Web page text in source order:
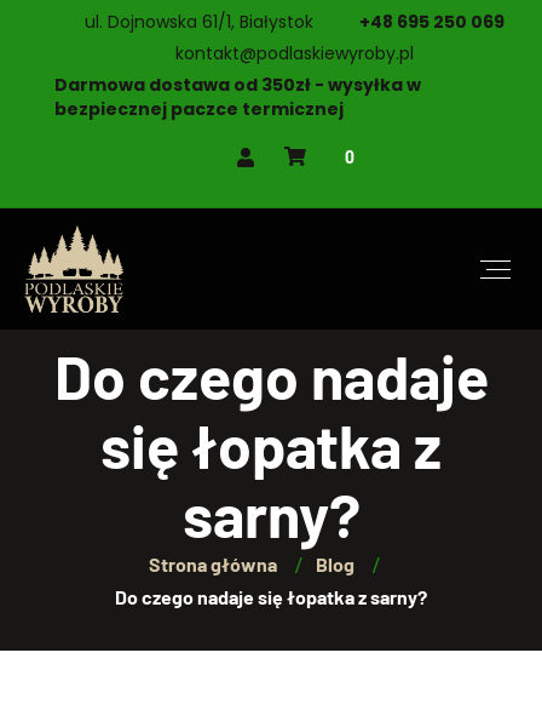
ul. Dojnowska 61/1, Białystok
+48 695 250 069
kontakt@podlaskiewyroby.pl
Darmowa dostawa od 350zł - wysyłka w
bezpiecznej paczce termicznej
0
Do czego nadaje
się łopatka z
sarny?
Strona główna
Blog
Do czego nadaje się łopatka z sarny?